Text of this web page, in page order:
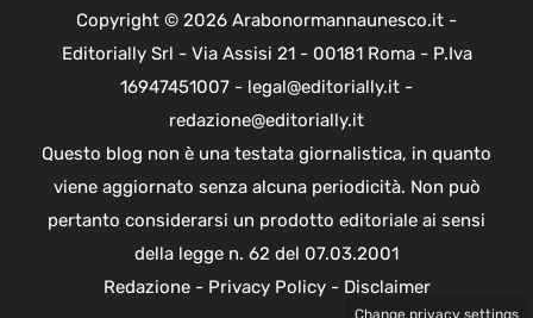
Copyright © 2026 Arabonormannaunesco.it -
Editorially Srl - Via Assisi 21 - 00181 Roma - P.Iva
16947451007 - legal@editorially.it -
redazione@editorially.it
Questo blog non è una testata giornalistica, in quanto
viene aggiornato senza alcuna periodicità. Non può
pertanto considerarsi un prodotto editoriale ai sensi
della legge n. 62 del 07.03.2001
Redazione- Privacy Policy- Disclaimer
Change privacy settings